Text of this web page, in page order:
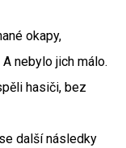
okapy,
nebylo jich málo.
hasiči, bez
další následky